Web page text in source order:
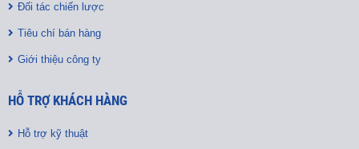
Đối tác chiến lược
Tiêu chí bán hàng
Giới thiệu công ty
HỖ TRỢ KHÁCH HÀNG
Hỗ trợ kỹ thuật